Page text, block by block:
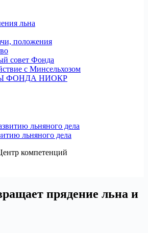
льна
положения
совет Фонда
с Минсельхозом
ФОНДА НИОКР
льняного дела
компетенций
прядение льна и